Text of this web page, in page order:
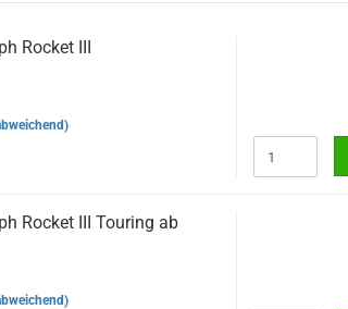
Rocket III
Rocket III Touring ab